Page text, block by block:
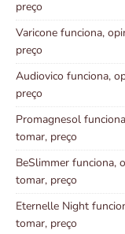
preço
Varicone funciona,
preço
Audiovico funciona,
preço
Promagnesol
tomar, preço
BeSlimmer funciona,
tomar, preço
Eternelle Night
tomar, preço